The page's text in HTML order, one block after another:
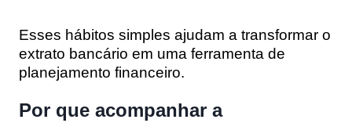
Esses hábitos simples ajudam a transformar o
extrato bancário em uma ferramenta de
planejamento financeiro.
Por que acompanhar a